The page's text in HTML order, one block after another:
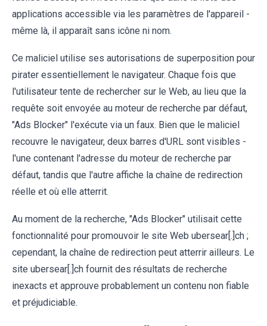
applications accessible via les paramètres de l'appareil -
même là, il apparaît sans icône ni nom.
Ce maliciel utilise ses autorisations de superposition pour
pirater essentiellement le navigateur. Chaque fois que
l'utilisateur tente de rechercher sur le Web, au lieu que la
requête soit envoyée au moteur de recherche par défaut,
"Ads Blocker" l'exécute via un faux. Bien que le maliciel
recouvre le navigateur, deux barres d'URL sont visibles -
l'une contenant l'adresse du moteur de recherche par
défaut, tandis que l'autre affiche la chaîne de redirection
réelle et où elle atterrit.
Au moment de la recherche, "Ads Blocker" utilisait cette
fonctionnalité pour promouvoir le site Web ubersear[.]ch ;
cependant, la chaîne de redirection peut atterrir ailleurs. Le
site ubersear[.]ch fournit des résultats de recherche
inexacts et approuve probablement un contenu non fiable
et préjudiciable.